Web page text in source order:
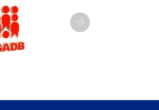
Next